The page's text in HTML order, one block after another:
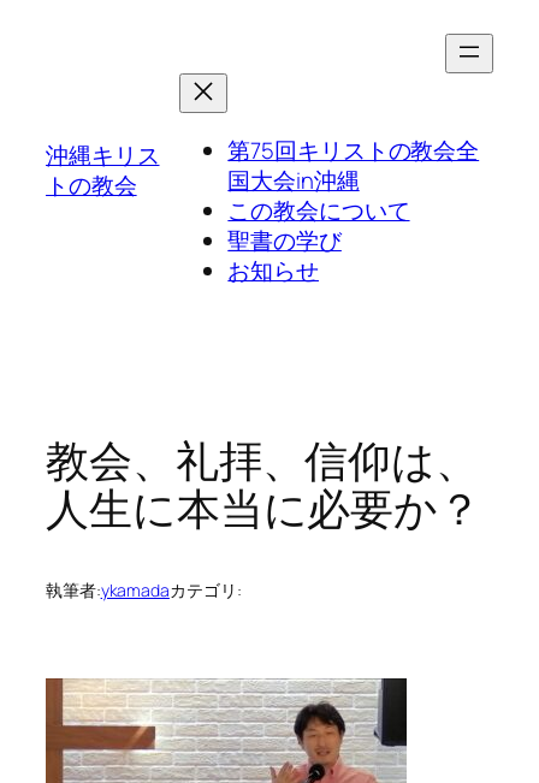
沖縄キリス
トの教会
第75回キリストの教会全
国大会in沖縄
この教会について
聖書の学び
お知らせ
教会、礼拝、信仰は、
人生に本当に必要か？
執筆者:ykamadaカテゴリ: